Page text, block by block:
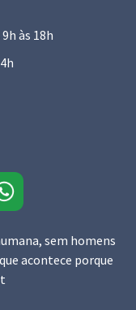
às 18h
sem homens
acontece porque